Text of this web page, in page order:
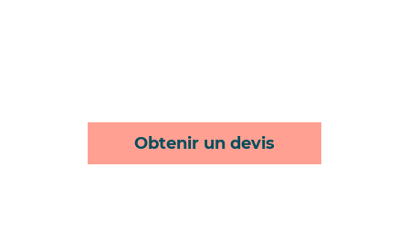
Obtenir un devis